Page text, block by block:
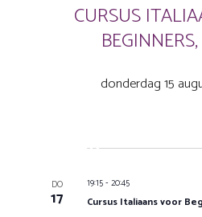
CURSUS
donderdag 15
Sep 2026
DO
17
19:15- 20:45
Cursus Italiaans voor